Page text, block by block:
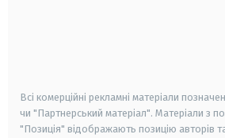
Всі комерційні рекламні матеріали
чи "Партнерський матеріал". Матеріали з
"Позиція" відображають позицію авторів